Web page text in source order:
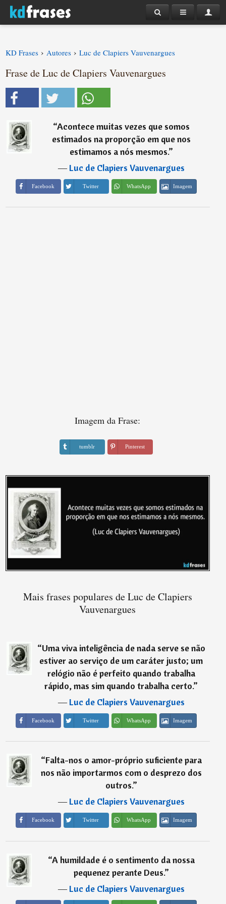
KD Frases › Autores › Luc de Clapiers Vauvenargues
Frase de Luc de Clapiers Vauvenargues
“Acontece muitas vezes que somos
estimados na proporção em que nos
estimamos a nós mesmos.”
―Luc de Clapiers Vauvenargues
Facebook Twitter WhatsApp Imagem
Imagem da Frase:
tumblr Pinterest
Mais frases populares de Luc de Clapiers
Vauvenargues
“Uma viva inteligência de nada serve se não
estiver ao serviço de um caráter justo; um
relógio não é perfeito quando trabalha
rápido, mas sim quando trabalha certo.”
―Luc de Clapiers Vauvenargues
Facebook Twitter WhatsApp Imagem
“Falta-nos o amor-próprio suficiente para
nos não importarmos com o desprezo dos
outros.”
―Luc de Clapiers Vauvenargues
Facebook Twitter WhatsApp Imagem
“A humildade é o sentimento da nossa
pequenez perante Deus.”
―Luc de Clapiers Vauvenargues